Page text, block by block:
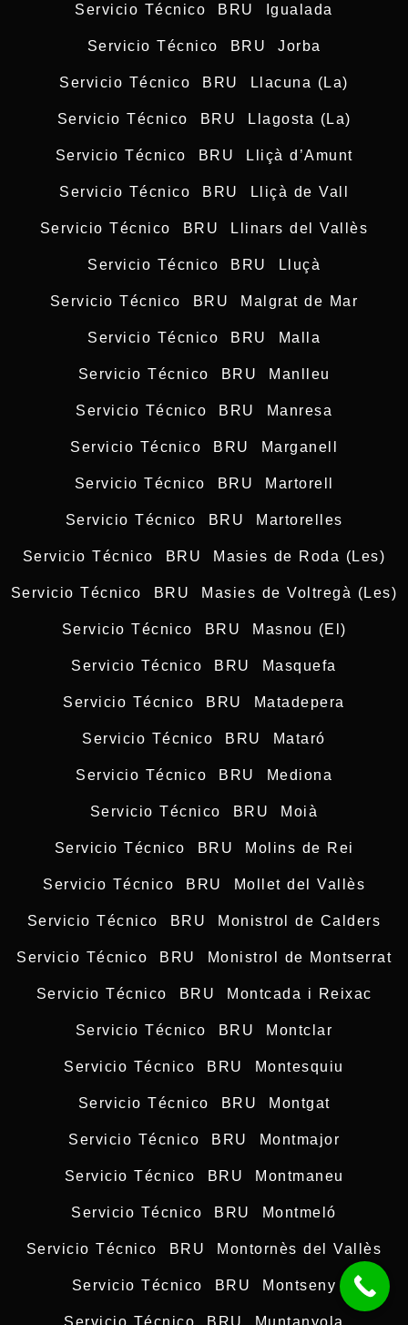
Servicio Técnico BRU Igualada
Servicio Técnico BRU Jorba
Servicio Técnico BRU Llacuna (La)
Servicio Técnico BRU Llagosta (La)
Servicio Técnico BRU Lliçà d’Amunt
Servicio Técnico BRU Lliçà de Vall
Servicio Técnico BRU Llinars del Vallès
Servicio Técnico BRU Lluçà
Servicio Técnico BRU Malgrat de Mar
Servicio Técnico BRU Malla
Servicio Técnico BRU Manlleu
Servicio Técnico BRU Manresa
Servicio Técnico BRU Marganell
Servicio Técnico BRU Martorell
Servicio Técnico BRU Martorelles
Servicio Técnico BRU Masies de Roda (Les)
Servicio Técnico BRU Masies de Voltregà (Les)
Servicio Técnico BRU Masnou (El)
Servicio Técnico BRU Masquefa
Servicio Técnico BRU Matadepera
Servicio Técnico BRU Mataró
Servicio Técnico BRU Mediona
Servicio Técnico BRU Moià
Servicio Técnico BRU Molins de Rei
Servicio Técnico BRU Mollet del Vallès
Servicio Técnico BRU Monistrol de Calders
Servicio Técnico BRU Monistrol de Montserrat
Servicio Técnico BRU Montcada i Reixac
Servicio Técnico BRU Montclar
Servicio Técnico BRU Montesquiu
Servicio Técnico BRU Montgat
Servicio Técnico BRU Montmajor
Servicio Técnico BRU Montmaneu
Servicio Técnico BRU Montmeló
Servicio Técnico BRU Montornès del Vallès
Servicio Técnico BRU Montseny
Servicio Técnico BRU Muntanyola